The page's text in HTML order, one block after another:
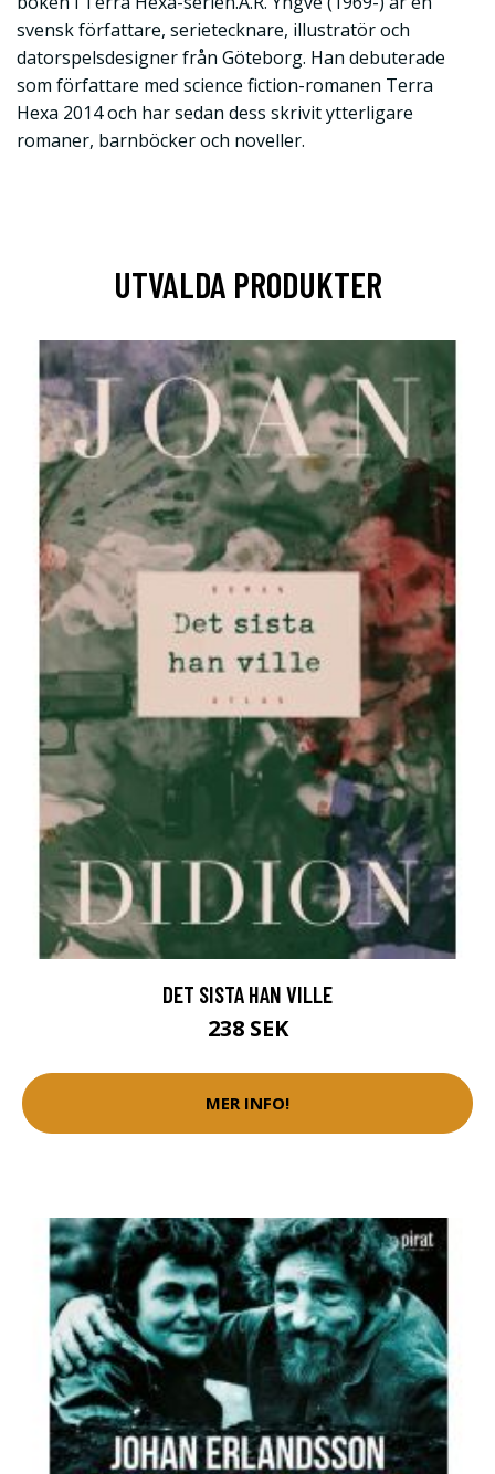
svensk författare, serietecknare, illustratör och
datorspelsdesigner från Göteborg. Han debuterade
som författare med science fiction-romanen Terra
Hexa 2014 och har sedan dess skrivit ytterligare
romaner, barnböcker och noveller.
UTVALDA PRODUKTER
DET SISTA HAN VILLE
238 SEK
MER INFO!